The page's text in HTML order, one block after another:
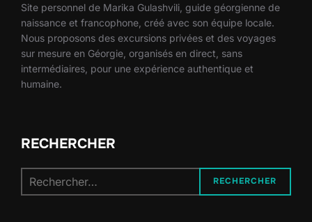
Site personnel de Marika Gulashvili, guide géorgienne de
naissance et francophone, créé avec son équipe locale.
Nous proposons des excursions privées et des voyages
sur mesure en Géorgie, organisés en direct, sans
intermédiaires, pour une expérience authentique et
humaine.
RECHERCHER
pour :
RECHERCHER